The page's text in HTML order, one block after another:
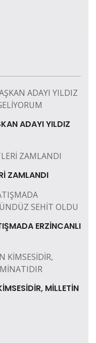
ADAYI YILDIZ
ZAMLANDI
ERZİNCANLI
MİLLETİN